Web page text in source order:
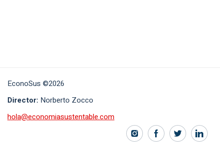
EconoSus ©2026
Director: Norberto Zocco
hola@economiasustentable.com